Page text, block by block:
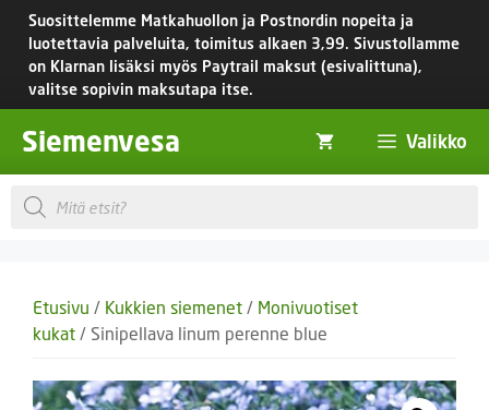
Siirry
sisältöön
Suosittelemme Matkahuollon ja Postnordin nopeita ja
luotettavia palveluita, toimitus alkaen 3,99. Sivustollamme
on Klarnan lisäksi myös Paytrail maksut (esivalittuna),
valitse sopivin maksutapa itse.
Siemenvesa Valikko
Products
search
Etusivu / Kukkien siemenet / Monivuotiset
kukat / Sinipellava linum perenne blue